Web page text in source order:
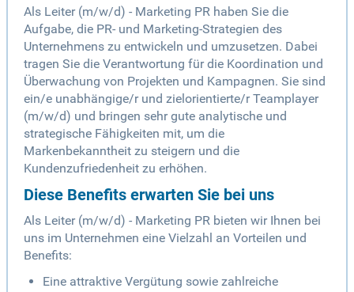
Als Leiter (m/w/d) - Marketing PR haben Sie die
Aufgabe, die PR- und Marketing-Strategien des
Unternehmens zu entwickeln und umzusetzen. Dabei
tragen Sie die Verantwortung für die Koordination und
Überwachung von Projekten und Kampagnen. Sie sind
ein/e unabhängige/r und zielorientierte/r Teamplayer
(m/w/d) und bringen sehr gute analytische und
strategische Fähigkeiten mit, um die
Markenbekanntheit zu steigern und die
Kundenzufriedenheit zu erhöhen.
Diese Benefits erwarten Sie bei uns
Als Leiter (m/w/d) - Marketing PR bieten wir Ihnen bei
uns im Unternehmen eine Vielzahl an Vorteilen und
Benefits:
Eine attraktive Vergütung sowie zahlreiche